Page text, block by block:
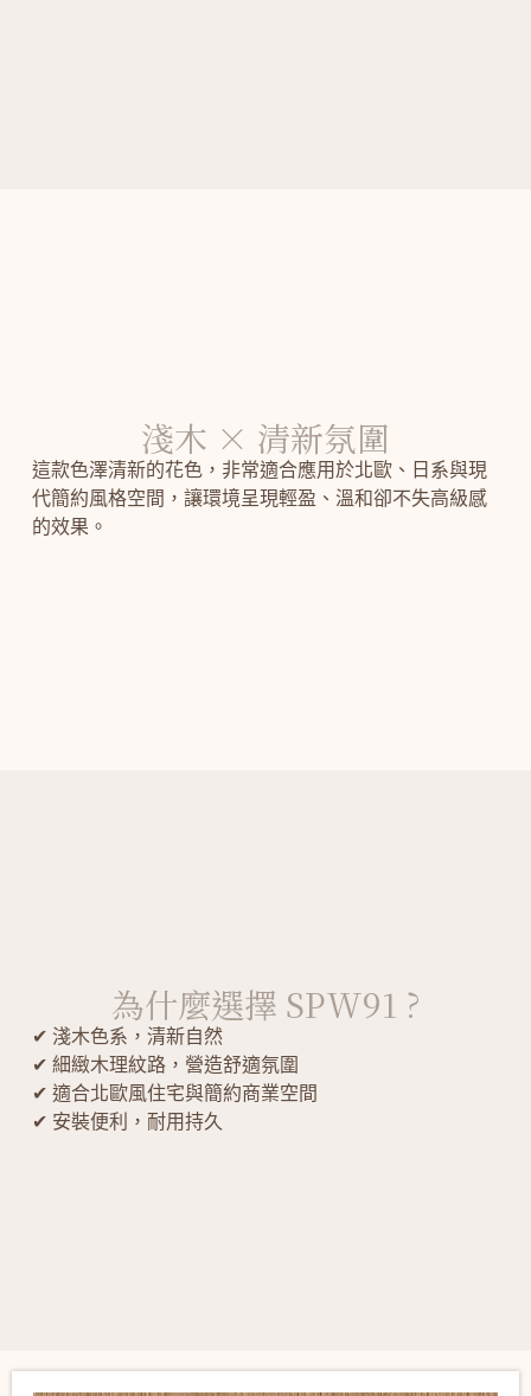
淺木 × 清新氛圍
這款色澤清新的花色，非常適合應用於北歐、日系與現
代簡約風格空間，讓環境呈現輕盈、溫和卻不失高級感
的效果。
為什麼選擇 SPW91 ?
✔ 淺木色系，清新自然
✔ 細緻木理紋路，營造舒適氛圍
✔ 適合北歐風住宅與簡約商業空間
✔ 安裝便利，耐用持久